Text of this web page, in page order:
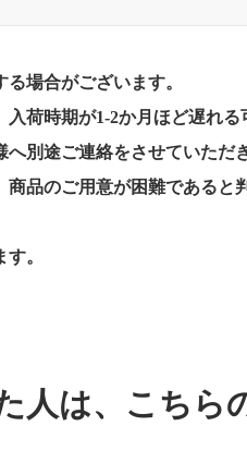
場合がございます。
荷時期が1-2か月ほど遅れる
別途ご連絡をさせていただ
品のご用意が困難である
。
人は、 こちら